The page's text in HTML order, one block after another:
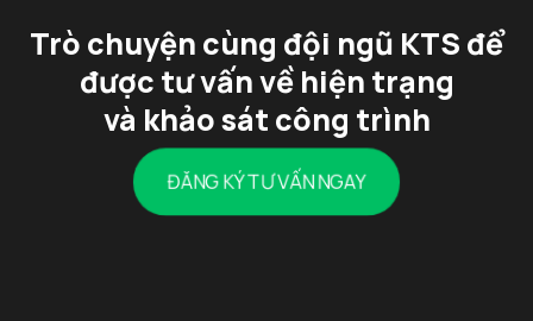
Trò chuyện cùng đội ngũ KTS để
được tư vấn về hiện trạng
và khảo sát công trình
ĐĂNG KÝ TƯ VẤN NGAY